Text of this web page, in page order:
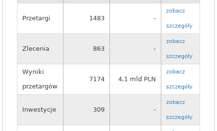
Przetargi 1483 -
zobacz
szczegóły
Zlecenia 863 -
zobacz
szczegóły
Wyniki
przetargów
7174 4,1 mld PLN
zobacz
szczegóły
Inwestycje 309 -
zobacz
szczegóły